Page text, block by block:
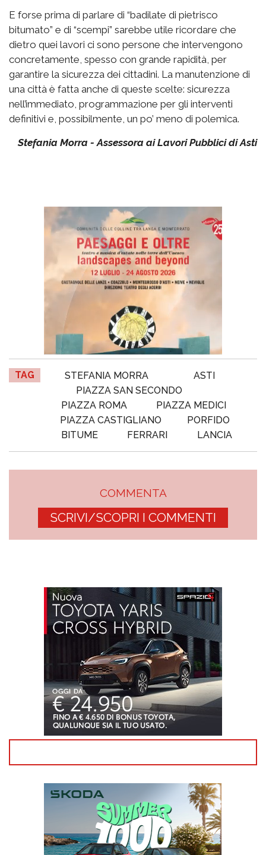
E forse prima di parlare di “badilate di pietrisco
bitumato” e di “scempi” sarebbe utile ricordare che
dietro quei lavori ci sono persone che intervengono
concretamente, spesso con grande rapidità, per
garantire la sicurezza dei cittadini. La manutenzione di
una città è fatta anche di queste scelte: sicurezza
nell’immediato, programmazione per gli interventi
definitivi e, possibilmente, un po’ meno di polemica.
Stefania Morra - Assessora ai Lavori Pubblici di Asti
TAG STEFANIA MORRA
ASTI
PIAZZA SAN SECONDO
PIAZZA ROMA
PIAZZA MEDICI
PIAZZA CASTIGLIANO
PORFIDO
BITUME
FERRARI LANCIA
COMMENTA
SCRIVI/SCOPRI I COMMENTI